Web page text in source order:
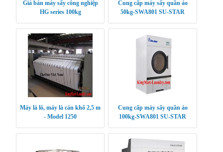
Giá bán máy sấy công nghiệp
HG series 100kg
Cung cấp máy sấy quần áo
50kg-SWA801 SU-STAR
Máy là lô, máy là cán khổ 2,5 m
- Model 1250
Cung cấp máy sấy quần áo
100kg-SWA801 SU-STAR